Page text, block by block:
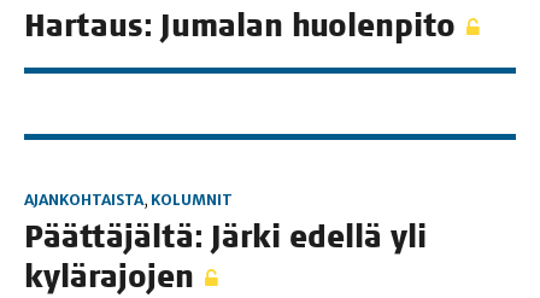
Har­taus: Juma­lan huolenpito
AJANKOHTAISTA, KOLUMNIT
Päät­tä­jäl­tä: Jär­ki edel­lä yli
kylärajojen